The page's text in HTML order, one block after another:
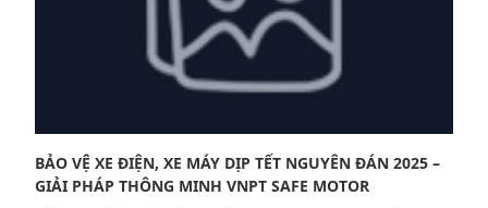
BẢO VỆ XE ĐIỆN, XE MÁY DỊP TẾT NGUYÊN ĐÁN 2025 –
GIẢI PHÁP THÔNG MINH VNPT SAFE MOTOR